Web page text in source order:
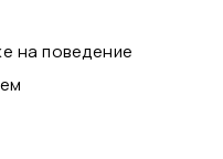
на поведение